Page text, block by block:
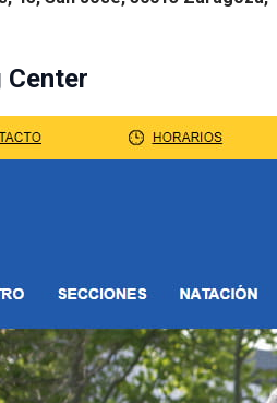
Center